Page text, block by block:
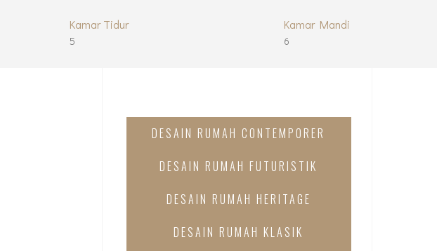
Kamar Tidur
5
Kamar Mandi
6
DESAIN RUMAH CONTEMPORER
DESAIN RUMAH FUTURISTIK
DESAIN RUMAH HERITAGE
DESAIN RUMAH KLASIK